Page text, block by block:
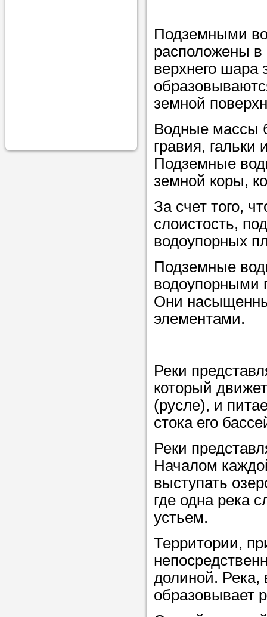
голову, к
помощью -
Nado5.ru!
Наши
помогут
советам,
репетитора
Совет 1.
упростить
достаточно
нам, и
репетитора,
ваши
Мы
советам,
Совет 2.
заявку на
то в поле
укажите как
Подземными
расположены в
верхнего
земной
Водные массы
гравия,
Подземные
земной коры,
За счет того,
слоистость,
водоупорных
Подземные
водоупорными
Они
элементами.
Реки
который
(русле), и
стока его
Реки
Началом
выступать
где одна река
устьем.
Территории,
долиной. Река,
образовывает